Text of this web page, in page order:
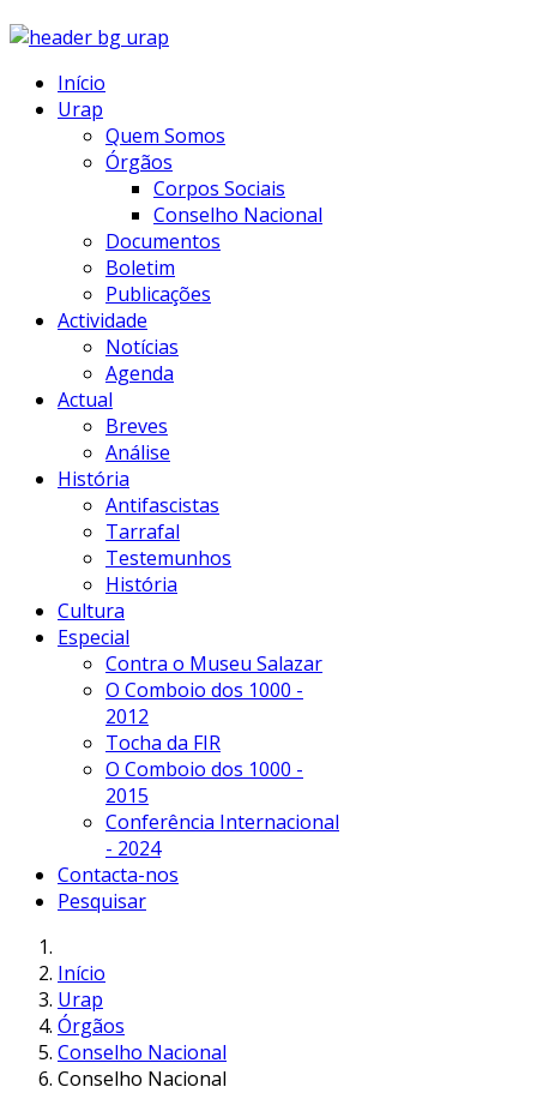
Início
Urap
Quem Somos
Órgãos
Corpos Sociais
Conselho Nacional
Documentos
Boletim
Publicações
Actividade
Notícias
Agenda
Actual
Breves
Análise
História
Antifascistas
Tarrafal
Testemunhos
História
Cultura
Especial
Contra o Museu Salazar
O Comboio dos 1000 -
2012
Tocha da FIR
O Comboio dos 1000 -
2015
Conferência Internacional
- 2024
Contacta-nos
Pesquisar
Início
Urap
Órgãos
Conselho Nacional
Conselho Nacional